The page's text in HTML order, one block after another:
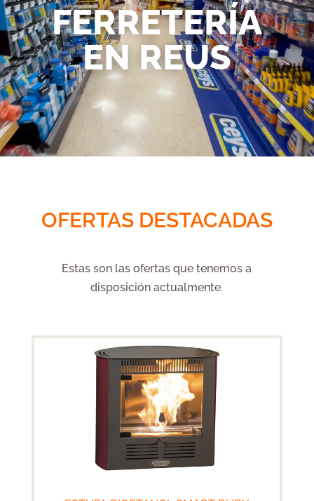
FERRETERÍA
EN REUS
OFERTAS DESTACADAS
Estas son las ofertas que tenemos a
disposición actualmente.